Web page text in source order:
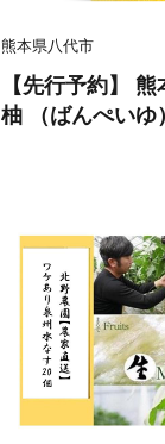
熊本県八代市
【先行予約】
柚 （ばんぺいゆ
橘 みかん 果物
おやつ 特産 熊
年12月上旬より